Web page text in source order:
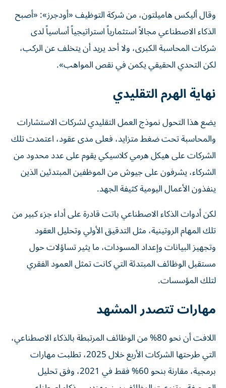
وقال أليكس هاميلتون، من شركة التوظيف «أودجرز»: «أصبح
الذكاء الاصطناعي مجالاً استثمارياً استراتيجياً أساسياً لدى
شركات المحاسبة الكبرى، ولا أحد يريد أن يتخلف عن الركب،
لكن التحدي الحقيقي يكمن في نقص المواهب».
نهاية الهرم التقليدي
يضع هذا التحول نموذج العمل التقليدي لشركات الاستشارات
والمحاسبة تحت ضغط متزايد، فعلى مدى عقود، اعتمدت تلك
الشركات على هيكل هرمي كلاسيكي يقوم على عدد محدود من
الشركاء، يشرفون على جيوش من الموظفين المبتدئين الذين
ينفذون الأعمال اليومية كثيفة الجهد.
لكن أدوات الذكاء الاصطناعي باتت قادرة على أداء جزء كبير من
تلك المهام الروتينية، مثل التدقيق الأولي وتحليل العقود
وتجهيز البيانات وإعداد المسودات، ما يثير تساؤلات حول
مستقبل الوظائف المبتدئة التي كانت تمثل العمود الفقري
لتلك المؤسسات.
مهارات تتصدر المشهد
اللافت أن نحو 80% من الوظائف المرتبطة بالذكاء الاصطناعي،
التي طرحتها الشركات الأربع خلال 2025، تطلبت مهارات
برمجية، مقارنة بنحو 60% فقط في 2021، وفق تحليل